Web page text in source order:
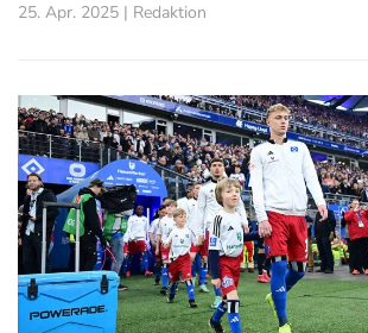
25. Apr. 2025 | Redaktion